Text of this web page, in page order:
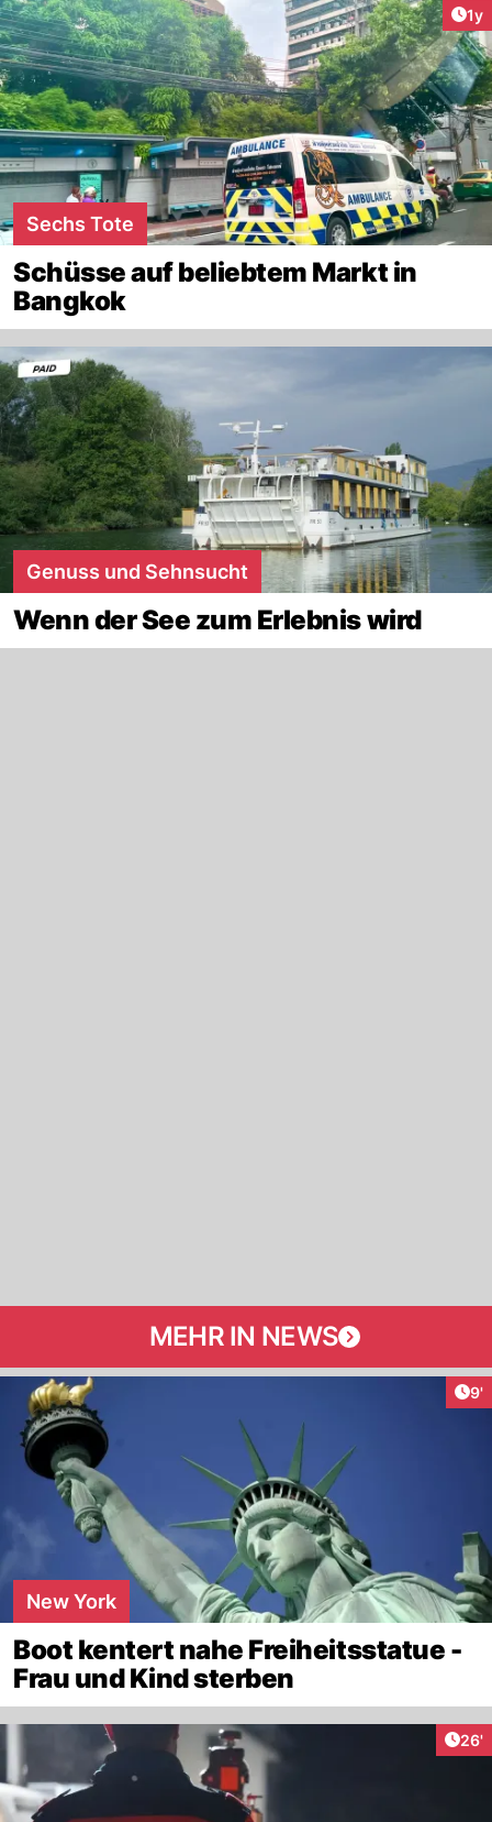
1y
Sechs Tote
Schüsse auf beliebtem Markt in
Bangkok
Genuss und Sehnsucht
Wenn der See zum Erlebnis wird
MEHR IN NEWS
9'
New York
Boot kentert nahe Freiheitsstatue -
Frau und Kind sterben
26'